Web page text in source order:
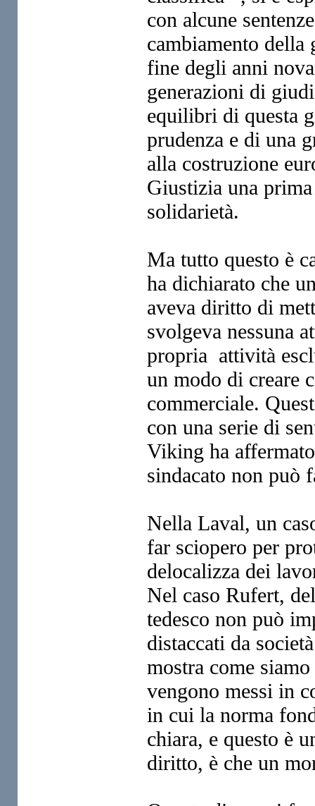
con alcune
cambiamento della
fine degli anni
generazioni di
equilibri di questa
prudenza e di una
alla costruzione
Giustizia una
solidarietà.
Ma tutto questo è
ha dichiarato che
aveva diritto di
svolgeva nessuna
propria attività
un modo di creare
commerciale.
con una serie di
Viking ha
sindacato non può
Nella Laval, un
far sciopero per
delocalizza dei
Nel caso Rufert,
tedesco non può
distaccati da
mostra come
vengono messi in
in cui la norma
chiara, e questo è
diritto, è che un